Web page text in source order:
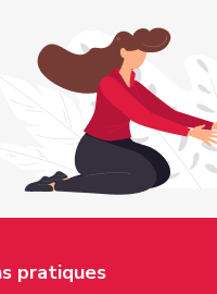
pratiques